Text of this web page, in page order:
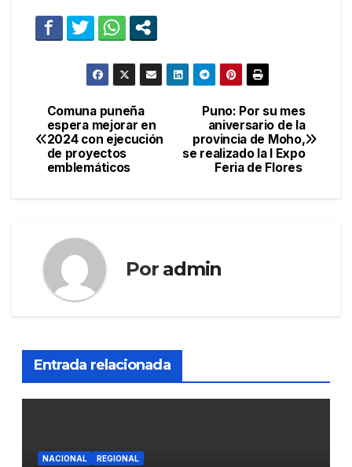
Navegación
de
Puno: Por su mes
aniversario de la
provincia de Moho,
se realizado la I Expo
Feria de Flores
Comuna puneña
espera mejorar en
2024 con ejecución
de proyectos
emblemáticos
Por admin
Entrada relacionada
NACIONAL REGIONAL